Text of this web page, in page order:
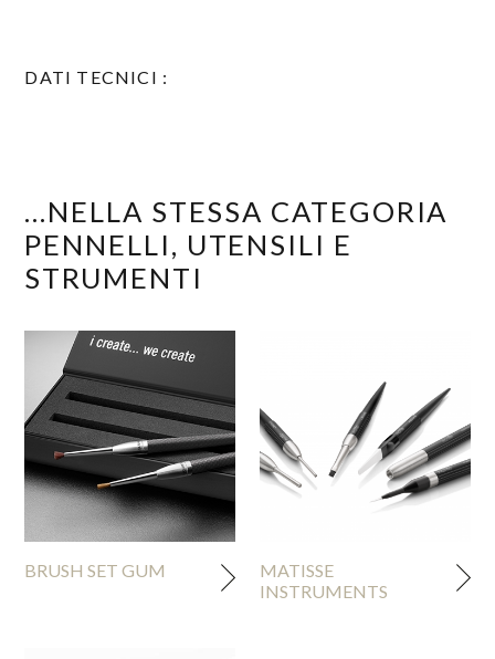
DATI TECNICI :
...NELLA STESSA CATEGORIA
PENNELLI, UTENSILI E
STRUMENTI
BRUSH SET GUM
MATISSE
INSTRUMENTS